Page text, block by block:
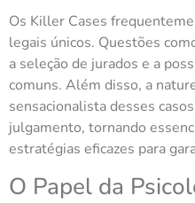
Os Killer Cases
legais únicos. Questões
a seleção de jurados e a
comuns. Além disso, a
sensacionalista desses
julgamento, tornando
estratégias eficazes para
O Papel da